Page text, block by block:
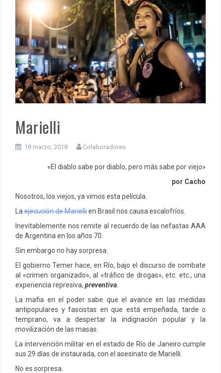
Marielli
18 marzo, 2018 Colaboradores
«El diablo sabe por diablo, pero más sabe por viejo»
por Cacho
Nosotros, los viejos, ya vimos esta película.
La ejecución de Mariellien Brasil nos causa escalofríos.
Inevitablemente nos remite al recuerdo de las nefastas AAA
de Argentina en los años 70.
Sin embargo no hay sorpresa.
El gobierno Temer hace, en Río, bajo el discurso de combate
al «crimen organizado», al «tráfico de drogas», etc. etc., una
experiencia represiva, preventiva
La mafia en el poder sabe que el avance en las medidas
antipopulares y fascistas en que está empeñada, tarde o
temprano, va a despertar la indignación popular y la
movilización de las masas.
La intervención militar en el estado de Río de Janeiro cumple
sus 29 días de instaurada, con el asesinato de Marielli.
No es sorpresa.